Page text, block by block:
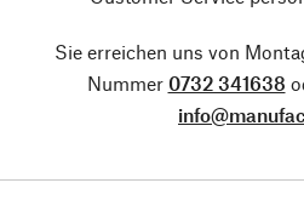
Sie erreichen uns von
Nummer 0732 341638